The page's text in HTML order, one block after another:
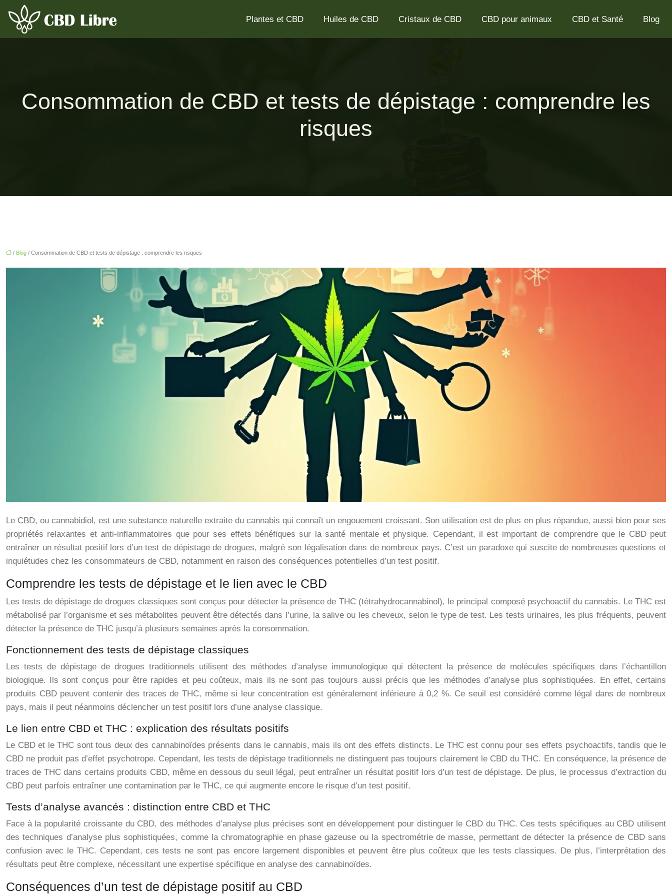
Plantes et CBD Huiles de CBD Cristaux de CBD CBD pour animaux CBD et Santé Blog
Consommation de CBD et tests de dépistage : comprendre les
risques
/ Blog / Consommation de CBD et tests de dépistage : comprendre les risques
Le CBD, ou cannabidiol, est une substance naturelle extraite du cannabis qui connaît un engouement croissant. Son utilisation est de plus en plus répandue, aussi bien pour ses
propriétés relaxantes et anti-inflammatoires que pour ses effets bénéfiques sur la santé mentale et physique. Cependant, il est important de comprendre que le CBD peut
entraîner un résultat positif lors d’un test de dépistage de drogues, malgré son légalisation dans de nombreux pays. C’est un paradoxe qui suscite de nombreuses questions et
inquiétudes chez les consommateurs de CBD, notamment en raison des conséquences potentielles d’un test positif.
Comprendre les tests de dépistage et le lien avec le CBD
Les tests de dépistage de drogues classiques sont conçus pour détecter la présence de THC (tétrahydrocannabinol), le principal composé psychoactif du cannabis. Le THC est
métabolisé par l’organisme et ses métabolites peuvent être détectés dans l’urine, la salive ou les cheveux, selon le type de test. Les tests urinaires, les plus fréquents, peuvent
détecter la présence de THC jusqu’à plusieurs semaines après la consommation.
Fonctionnement des tests de dépistage classiques
Les tests de dépistage de drogues traditionnels utilisent des méthodes d’analyse immunologique qui détectent la présence de molécules spécifiques dans l’échantillon
biologique. Ils sont conçus pour être rapides et peu coûteux, mais ils ne sont pas toujours aussi précis que les méthodes d’analyse plus sophistiquées. En effet, certains
produits CBD peuvent contenir des traces de THC, même si leur concentration est généralement inférieure à 0,2 %. Ce seuil est considéré comme légal dans de nombreux
pays, mais il peut néanmoins déclencher un test positif lors d’une analyse classique.
Le lien entre CBD et THC : explication des résultats positifs
Le CBD et le THC sont tous deux des cannabinoïdes présents dans le cannabis, mais ils ont des effets distincts. Le THC est connu pour ses effets psychoactifs, tandis que le
CBD ne produit pas d’effet psychotrope. Cependant, les tests de dépistage traditionnels ne distinguent pas toujours clairement le CBD du THC. En conséquence, la présence de
traces de THC dans certains produits CBD, même en dessous du seuil légal, peut entraîner un résultat positif lors d’un test de dépistage. De plus, le processus d’extraction du
CBD peut parfois entraîner une contamination par le THC, ce qui augmente encore le risque d’un test positif.
Tests d’analyse avancés : distinction entre CBD et THC
Face à la popularité croissante du CBD, des méthodes d’analyse plus précises sont en développement pour distinguer le CBD du THC. Ces tests spécifiques au CBD utilisent
des techniques d’analyse plus sophistiquées, comme la chromatographie en phase gazeuse ou la spectrométrie de masse, permettant de détecter la présence de CBD sans
confusion avec le THC. Cependant, ces tests ne sont pas encore largement disponibles et peuvent être plus coûteux que les tests classiques. De plus, l’interprétation des
résultats peut être complexe, nécessitant une expertise spécifique en analyse des cannabinoïdes.
Conséquences d’un test de dépistage positif au CBD